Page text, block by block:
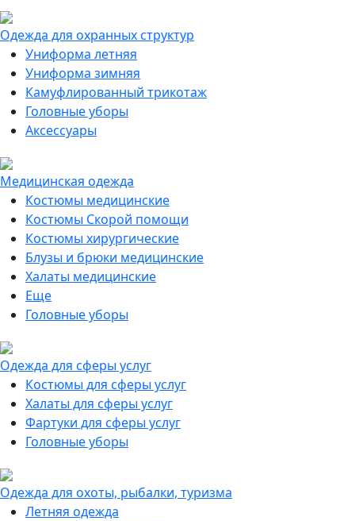
Одежда для охранных структур
Униформа летняя
Униформа зимняя
Камуфлированный трикотаж
Головные уборы
Аксессуары
Медицинская одежда
Костюмы медицинские
Костюмы Скорой помощи
Костюмы хирургические
Блузы и брюки медицинские
Халаты медицинские
Еще
Головные уборы
Одежда для сферы услуг
Костюмы для сферы услуг
Халаты для сферы услуг
Фартуки для сферы услуг
Головные уборы
Одежда для охоты, рыбалки, туризма
Летняя одежда